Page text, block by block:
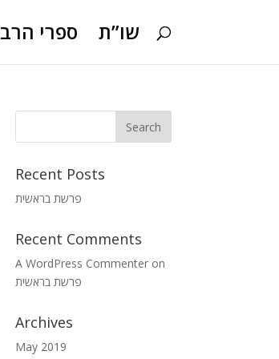
ספרי הרב שו”ת
Recent Posts
פרשת בראשית
Recent Comments
A WordPress Commenter on
פרשת בראשית
Archives
May 2019